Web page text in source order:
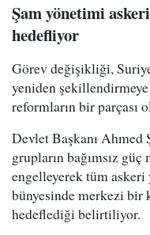
Şam yönetimi
hedefliyor
Görev değişikliği,
yeniden
reformların bir parçası
Devlet Başkanı
grupların bağımsız
engelleyerek tüm askeri
bünyesinde merkezi bir
hedeflediği belirtiliyor.